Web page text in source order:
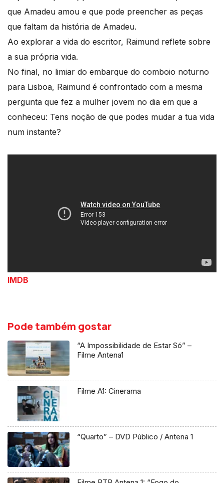
que Amadeu amou e que pode preencher as peças
que faltam da história de Amadeu.
Ao explorar a vida do escritor, Raimund reflete sobre
a sua própria vida.
No final, no limiar do embarque do comboio noturno
para Lisboa, Raimund é confrontado com a mesma
pergunta que fez a mulher jovem no dia em que a
conheceu: Tens noção de que podes mudar a tua vida
num instante?
IMDB
Pode também gostar
“A Impossibilidade de Estar Só” –
Filme Antena1
Filme A1: Cinerama
“Quarto” – DVD Público / Antena 1